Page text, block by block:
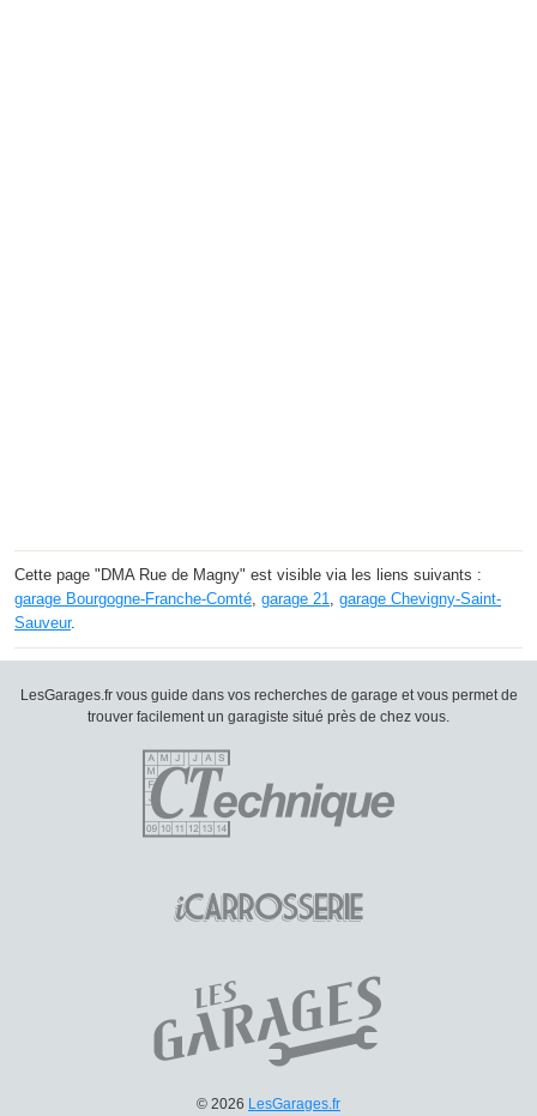
Cette page "DMA Rue de Magny" est visible via les liens suivants :
garage Bourgogne-Franche-Comté garage 21
garage Chevigny-Saint-
Sauveur.
LesGarages.fr vous guide dans vos recherches de garage et vous permet de
trouver facilement un garagiste situé près de chez vous.
© 2026 LesGarages.fr